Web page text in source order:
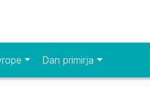
Dan primirja